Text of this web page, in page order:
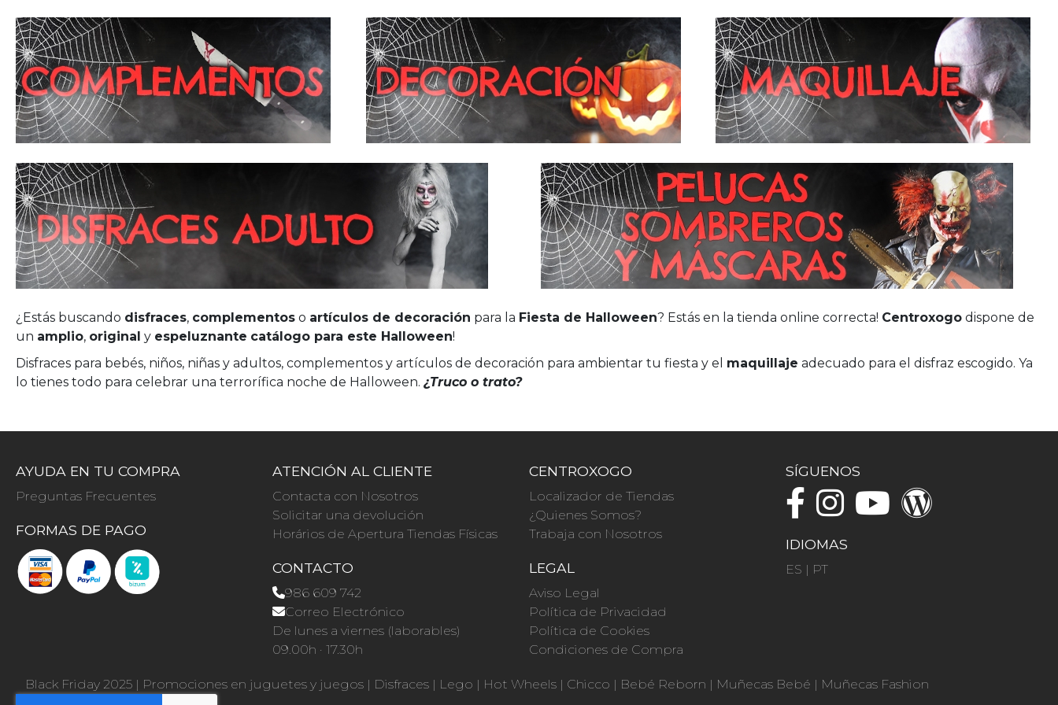
¿Estás buscando disfraces, complementos o artículos de decoración para la Fiesta de Halloween? Estás en la tienda online correcta! Centroxogo dispone de
un amplio, original y espeluznante catálogo para este Halloween!
Disfraces para bebés, niños, niñas y adultos, complementos y artículos de decoración para ambientar tu fiesta y el maquillaje adecuado para el disfraz escogido. Ya
lo tienes todo para celebrar una terrorífica noche de Halloween. ¿Truco o trato?
AYUDA EN TU COMPRA
Preguntas Frecuentes
FORMAS DE PAGO
ATENCIÓN AL CLIENTE
Contacta con Nosotros
Solicitar una devolución
Horários de Apertura Tiendas Físicas
CONTACTO
986 609 742
Correo Electrónico
De lunes a viernes (laborables)
09.00h · 17.30h
CENTROXOGO
Localizador de Tiendas
¿Quienes Somos?
Trabaja con Nosotros
LEGAL
Aviso Legal
Política de Privacidad
Política de Cookies
Condiciones de Compra
SÍGUENOS
IDIOMAS
ES | PT
Black Friday 2025 | Promociones en juguetes y juegos | Disfraces | Lego | Hot Wheels | Chicco | Bebé Reborn | Muñecas Bebé | Muñecas Fashion